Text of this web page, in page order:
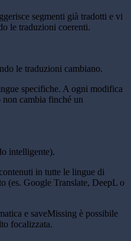
segmenti già tradotti e vi
le traduzioni coerenti.
le traduzioni cambiano.
specifiche. A ogni modifica
cambia finché un
intelligente).
in tutte le lingue di
(es. Google Translate, DeepL o
e saveMissing è possibile
focalizzata.